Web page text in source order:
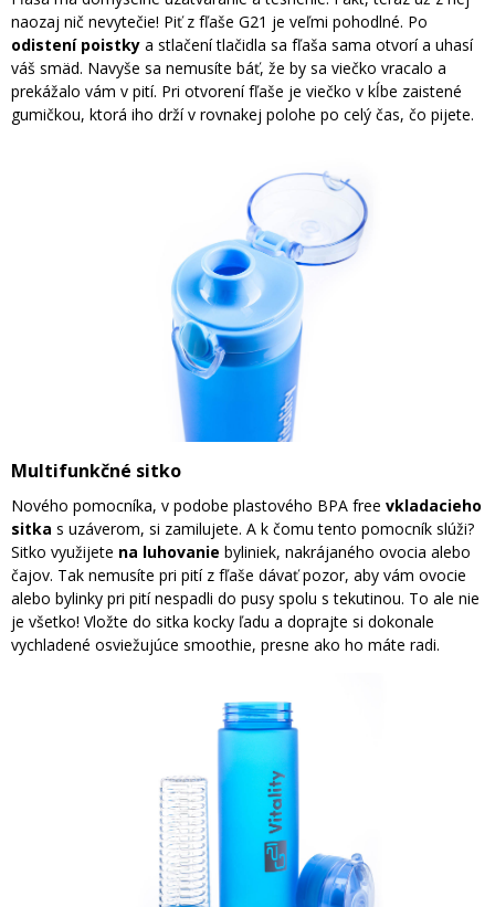
naozaj nič nevytečie! Piť z fľaše G21 je veľmi pohodlné. Po
odistení poistky a stlačení tlačidla sa fľaša sama otvorí a uhasí
váš smäd. Navyše sa nemusíte báť, že by sa viečko vracalo a
prekážalo vám v pití. Pri otvorení fľaše je viečko v kĺbe zaistené
gumičkou, ktorá iho drží v rovnakej polohe po celý čas, čo pijete.
Multifunkčné sitko
Nového pomocníka, v podobe plastového BPA free vkladacieho
sitka s uzáverom, si zamilujete. A k čomu tento pomocník slúži?
Sitko využijete na luhovanie byliniek, nakrájaného ovocia alebo
čajov. Tak nemusíte pri pití z fľaše dávať pozor, aby vám ovocie
alebo bylinky pri pití nespadli do pusy spolu s tekutinou. To ale nie
je všetko! Vložte do sitka kocky ľadu a doprajte si dokonale
vychladené osviežujúce smoothie, presne ako ho máte radi.